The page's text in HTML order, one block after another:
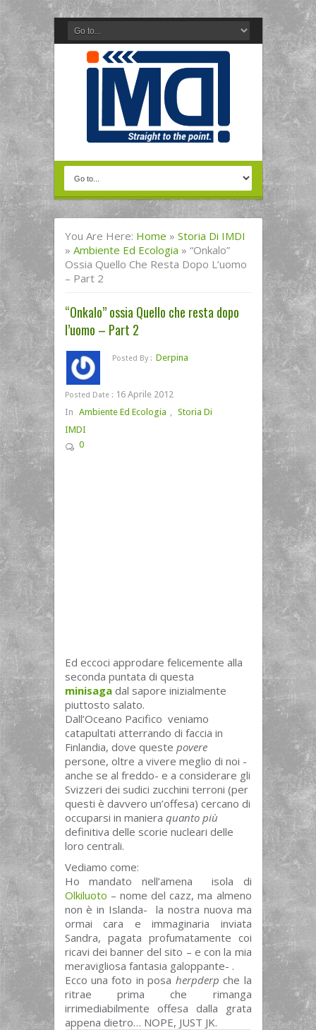
You Are Here: Home » Storia Di IMDI
» Ambiente Ed Ecologia » “Onkalo”
Ossia Quello Che Resta Dopo L’uomo
– Part 2
“Onkalo” ossia Quello che resta dopo
l’uomo – Part 2
Posted By : Derpina
Posted Date : 16 Aprile 2012
In Ambiente Ed Ecologia , Storia Di
IMDI
0
Ed eccoci approdare felicemente alla
seconda puntata di questa
minisaga dal sapore inizialmente
piuttosto salato.
Dall’Oceano Pacifico veniamo
catapultati atterrando di faccia in
Finlandia, dove queste povere
persone, oltre a vivere meglio di noi -
anche se al freddo- e a considerare gli
Svizzeri dei sudici zucchini terroni (per
questi è davvero un’offesa) cercano di
occuparsi in maniera quanto più
definitiva delle scorie nucleari delle
loro centrali.
Vediamo come:
Ho mandato nell’amena isola di
Olkiluoto – nome del cazz, ma almeno
non è in Islanda- la nostra nuova ma
ormai cara e immaginaria inviata
Sandra, pagata profumatamente coi
ricavi dei banner del sito – e con la mia
meravigliosa fantasia galoppante- .
Ecco una foto in posa herpderpche la
ritrae prima che rimanga
irrimediabilmente offesa dalla grata
appena dietro… NOPE, JUST JK.